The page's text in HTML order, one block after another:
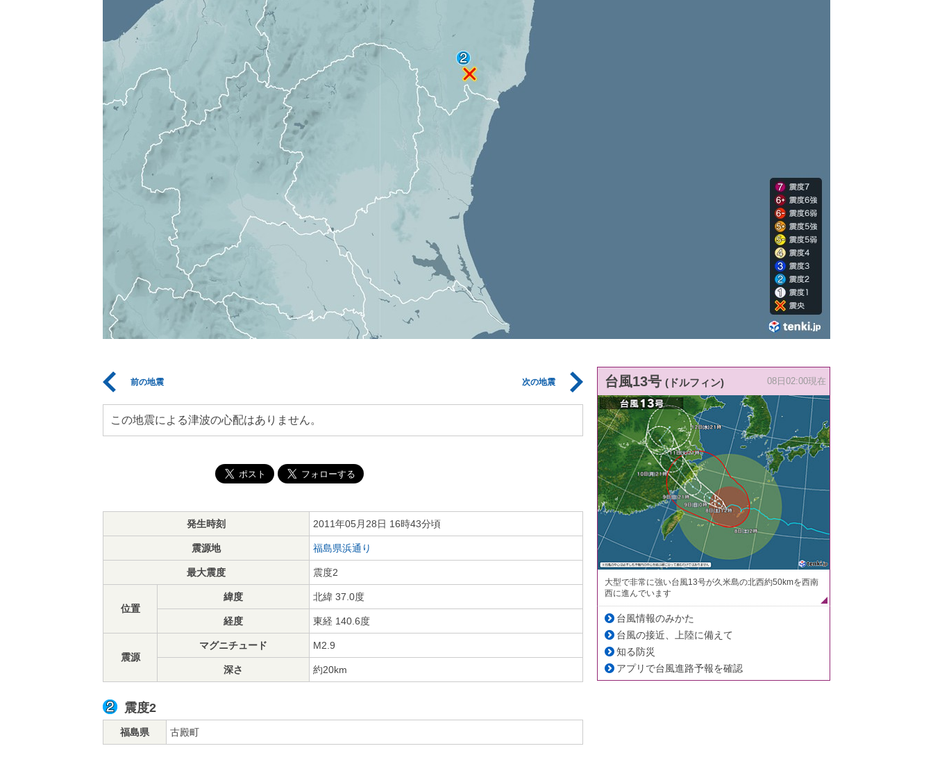
前の地震 次の地震
この地震による津波の心配はありません。
発生時刻 2011年05月28日 16時43分頃
震源地 福島県浜通り
最大震度 震度2
位置
緯度 北緯 37.0度
経度 東経 140.6度
震源
マグニチュード M2.9
深さ 約20km
震度2
福島県 古殿町
台風13号 (ドルフィン) 08日02:00現在
大型で非常に強い台風13号が久米島の北西約50kmを西南
西に進んでいます
台風情報のみかた
台風の接近、上陸に備えて
知る防災
アプリで台風進路予報を確認